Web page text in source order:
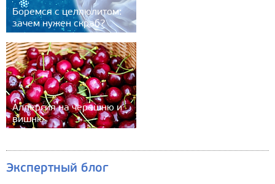
Боремся с целлюлитом:
зачем нужен скраб?
Аллергия на черешню и
вишню
Экспертный блог